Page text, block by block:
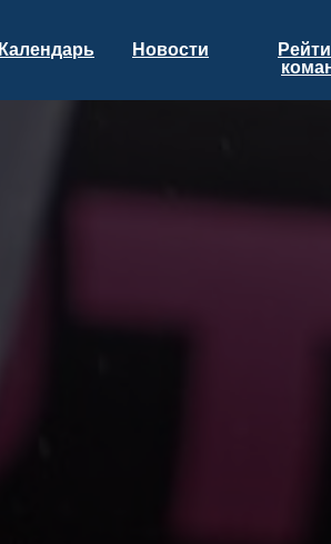
Календарь Новости